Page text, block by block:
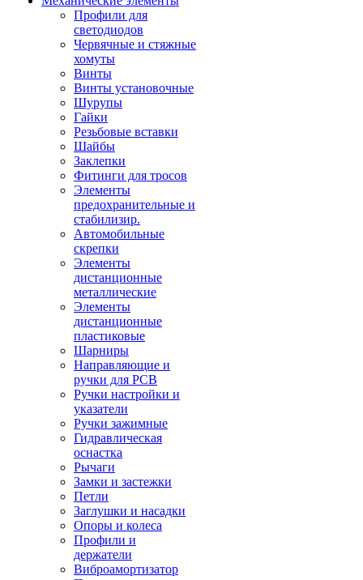
Профили для
светодиодов
Червячные и стяжные
хомуты
Винты
Винты установочные
Шурупы
Гайки
Резьбовые вставки
Шайбы
Заклепки
Фитинги для тросов
Элементы
предохранительные и
стабилизир.
Автомобильные
скрепки
Элементы
дистанционные
металлические
Элементы
дистанционные
пластиковые
Шарниры
Направляющие и
ручки для PCB
Ручки настройки и
указатели
Ручки зажимные
Гидравлическая
оснастка
Рычаги
Замки и застежки
Петли
Заглушки и насадки
Опоры и колеса
Профили и
держатели
Виброамортизатор